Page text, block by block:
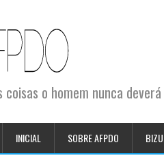
coisas o homem nunca
INICIAL SOBRE AFPDO